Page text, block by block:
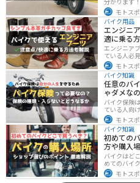
クの選び方
クライフま
モトス
バイク用品
エンジニ
適に乗る
エンジニア
ている人必
リットデメ
す。ファッ
うじゃない
モトス
バイク知識
任意のバ
ゃダメな
バイク保険
ている人向
た。自賠責
で、バイク
い。
モトス
バイク知識
初めての
方や購入
バイクはど
めてのバイ
す。どんな
いお店選び
モトス